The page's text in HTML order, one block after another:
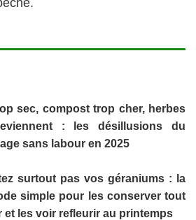
sec, compost trop cher, herbes
: les désillusions du
sans labour en 2025
surtout pas vos géraniums : la
simple pour les conserver tout
et les voir refleurir au printemps